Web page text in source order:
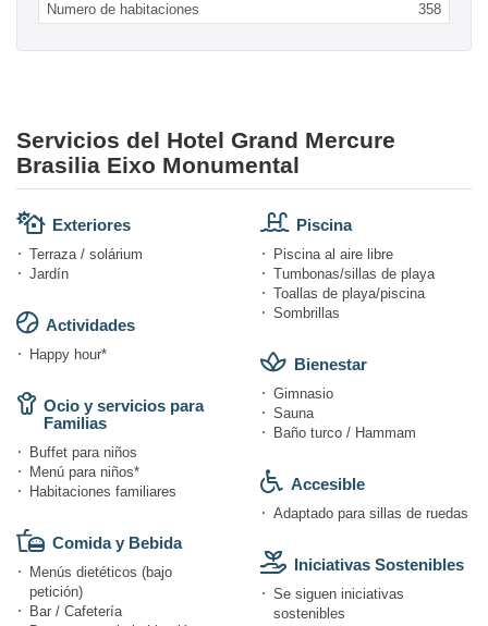
Numero de habitaciones 358
Servicios del Hotel Grand Mercure
Brasilia Eixo Monumental
Exteriores
Terraza / solárium
Jardín
Actividades
Happy hour*
Ocio y servicios para
Familias
Buffet para niños
Menú para niños*
Habitaciones familiares
Comida y Bebida
Menús dietéticos (bajo
petición)
Bar / Cafetería
Piscina
Piscina al aire libre
Tumbonas/sillas de playa
Toallas de playa/piscina
Sombrillas
Bienestar
Gimnasio
Sauna
Baño turco / Hammam
Accesible
Adaptado para sillas de ruedas
Iniciativas Sostenibles
Se siguen iniciativas
sostenibles